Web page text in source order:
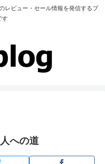
レビュー・セール情報を発信するブ
す
への道